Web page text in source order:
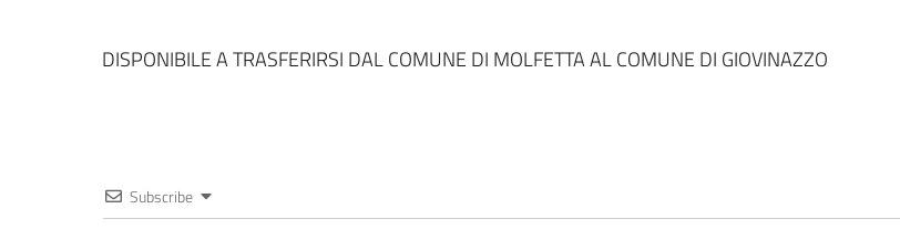
DISPONIBILE A TRASFERIRSI DAL COMUNE DI MOLFETTA AL COMUNE DI GIOVINAZZO
Subscribe